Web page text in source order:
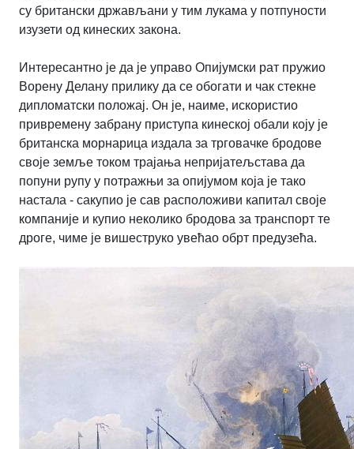
су британски држављани у тим лукама у потпуности
изузети од кинеских закона.
Интересантно је да је управо Опијумски рат пружио
Ворену Делану прилику да се обогати и чак стекне
дипломатски положај. Он је, наиме, искористио
привремену забрану приступа кинеској обали коју је
британска морнарица издала за трговачке бродове
своје земље током трајања непријатељстава да
попуни рупу у потражњи за опијумом која је тако
настала - сакупио је сав расположиви капитал своје
компаније и купио неколико бродова за транспорт те
дроге, чиме је вишеструко увећао обрт предузећа.